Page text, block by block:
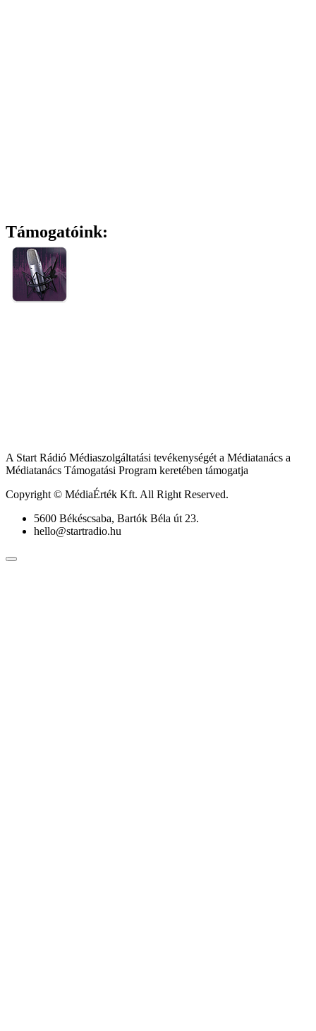
Támogatóink:
A Start Rádió Médiaszolgáltatási tevékenységét a Médiatanács a
Médiatanács Támogatási Program keretében támogatja
Copyright © MédiaÉrték Kft. All Right Reserved.
5600 Békéscsaba, Bartók Béla út 23.
hello@startradio.hu